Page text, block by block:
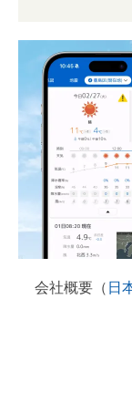
会社概要（ 日